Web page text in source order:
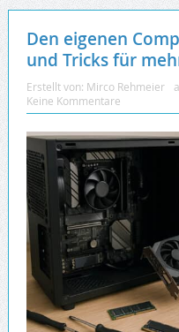
Den eigenen
und Tricks für
Erstellt von: Mirco Rehmeier
Keine Kommentare